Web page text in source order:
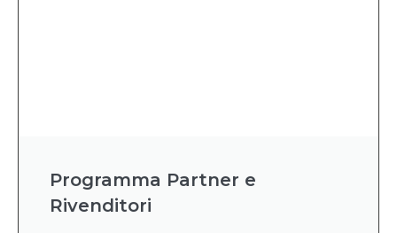
Programma Partner e
Rivenditori